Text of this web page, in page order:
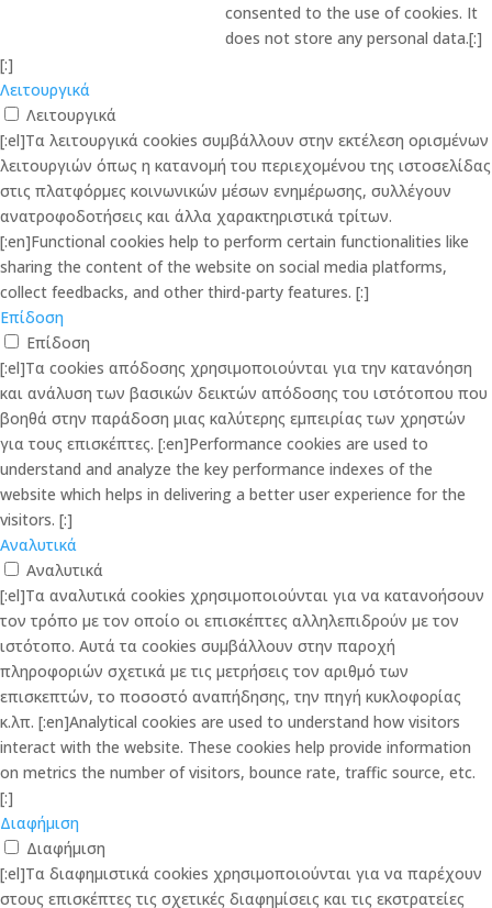
consented to the use of cookies. It
does not store any personal data.[:]
[:]
Λειτουργικά
Λειτουργικά
[:el]Τα λειτουργικά cookies συμβάλλουν στην εκτέλεση ορισμένων
λειτουργιών όπως η κατανομή του περιεχομένου της ιστοσελίδας
στις πλατφόρμες κοινωνικών μέσων ενημέρωσης, συλλέγουν
ανατροφοδοτήσεις και άλλα χαρακτηριστικά τρίτων.
[:en]Functional cookies help to perform certain functionalities like
sharing the content of the website on social media platforms,
collect feedbacks, and other third-party features. [:]
Επίδοση
Επίδοση
[:el]Τα cookies απόδοσης χρησιμοποιούνται για την κατανόηση
και ανάλυση των βασικών δεικτών απόδοσης του ιστότοπου που
βοηθά στην παράδοση μιας καλύτερης εμπειρίας των χρηστών
για τους επισκέπτες. [:en]Performance cookies are used to
understand and analyze the key performance indexes of the
website which helps in delivering a better user experience for the
visitors. [:]
Αναλυτικά
Αναλυτικά
[:el]Τα αναλυτικά cookies χρησιμοποιούνται για να κατανοήσουν
τον τρόπο με τον οποίο οι επισκέπτες αλληλεπιδρούν με τον
ιστότοπο. Αυτά τα cookies συμβάλλουν στην παροχή
πληροφοριών σχετικά με τις μετρήσεις τον αριθμό των
επισκεπτών, το ποσοστό αναπήδησης, την πηγή κυκλοφορίας
κ.λπ. [:en]Analytical cookies are used to understand how visitors
interact with the website. These cookies help provide information
on metrics the number of visitors, bounce rate, traffic source, etc.
[:]
Διαφήμιση
Διαφήμιση
[:el]Τα διαφημιστικά cookies χρησιμοποιούνται για να παρέχουν
στους επισκέπτες τις σχετικές διαφημίσεις και τις εκστρατείες